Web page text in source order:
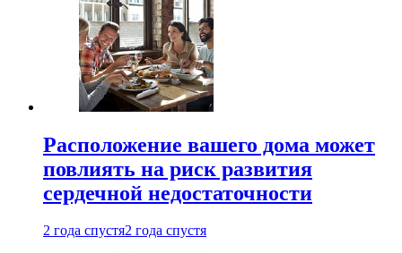
Расположение вашего дома может
повлиять на риск развития
сердечной недостаточности
2 года спустя2 года спустя